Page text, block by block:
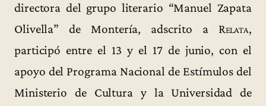
directora del grupo literario “Manuel Zapata
Olivella” de Montería, adscrito a Relata,
participó entre el 13 y el 17 de junio, con el
apoyo del Programa Nacional de Estímulos del
Ministerio de Cultura y la Universidad de